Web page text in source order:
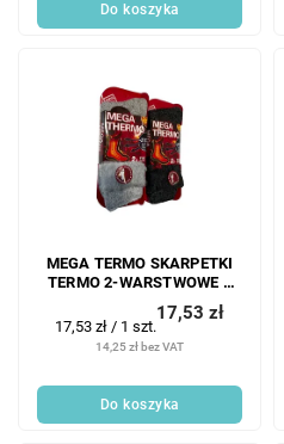
Do koszyka
MEGA TERMO SKARPETKI
TERMO 2-WARSTWOWE 1
PARA 39-42
14,25 zł bez VAT
17,53 zł
Cena
jednostkowa:
17,53 zł / 1 szt.
Do koszyka